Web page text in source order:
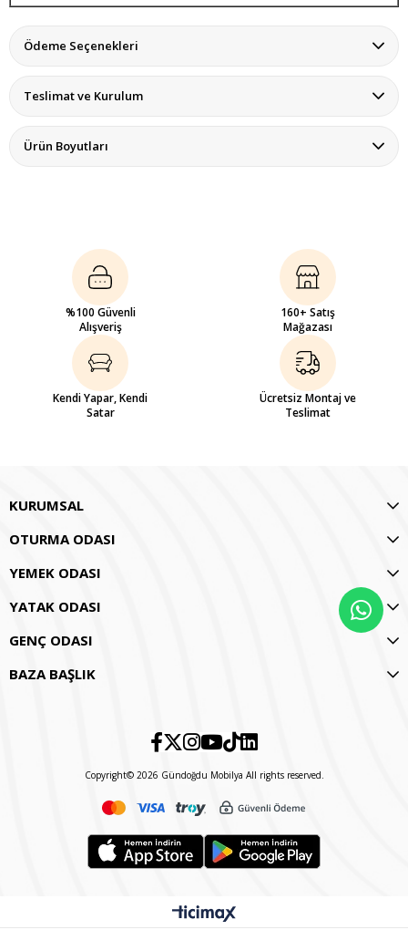
Ödeme Seçenekleri
Teslimat ve Kurulum
Ürün Boyutları
%100 Güvenli
Alışveriş
160+ Satış
Mağazası
Kendi Yapar, Kendi
Satar
Ücretsiz Montaj ve
Teslimat
KURUMSAL
OTURMA ODASI
YEMEK ODASI
YATAK ODASI
GENÇ ODASI
BAZA BAŞLIK
Copyright© 2026 Gündoğdu Mobilya All rights reserved.